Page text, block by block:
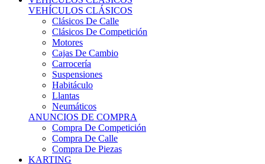
VEHÍCULOS CLÁSICOS
Clásicos De Calle
Clásicos De Competición
Motores
Cajas De Cambio
Carrocería
Suspensiones
Habitáculo
Llantas
Neumáticos
ANUNCIOS DE COMPRA
Compra De Competición
Compra De Calle
Compra De Piezas
KARTING